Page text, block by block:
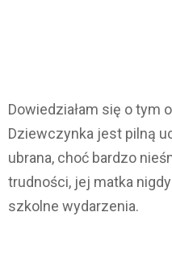
Dowiedziałam się o tym
Dziewczynka jest pilną
ubrana, choć bardzo
trudności, jej matka
szkolne wydarzenia.